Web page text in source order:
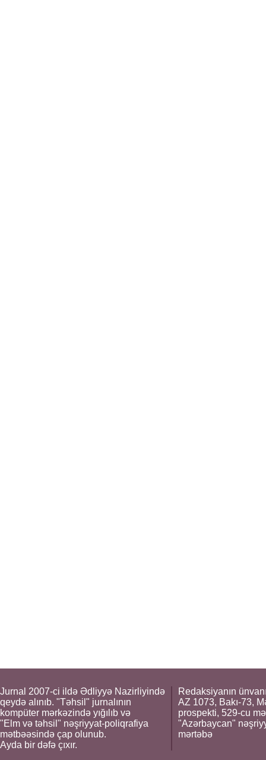
Jurnal 2007-ci ildə Ədliyyə Nazirliyində
qeydə alınıb. "Təhsil" jurnalının
kompüter mərkəzində yığılıb və
"Elm və təhsil" nəşriyyat-poliqrafiya
mətbəəsində çap olunub.
Ayda bir dəfə çıxır.
Redaksiyanın
AZ 1073, Bakı-73,
prospekti, 529-cu
"Azərbaycan"
mərtəbə